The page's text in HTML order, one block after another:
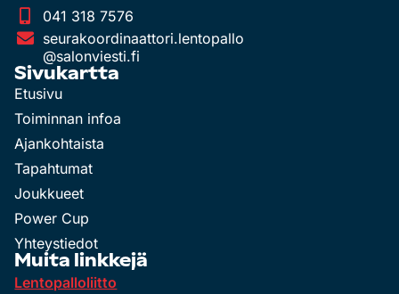
041 318 7576
seurakoordinaattori.lentopallo
@salonviesti.fi
Sivukartta
Etusivu
Toiminnan infoa
Ajankohtaista
Tapahtumat
Joukkueet
Power Cup
Yhteystiedot
Muita linkkejä
Lentopalloliitto